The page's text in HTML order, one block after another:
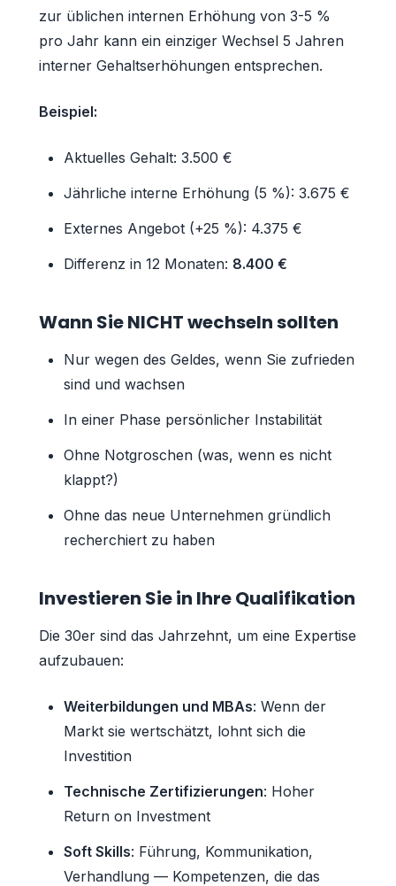
zur üblichen internen Erhöhung von 3-5 %
pro Jahr kann ein einziger Wechsel 5 Jahren
interner Gehaltserhöhungen entsprechen.
Beispiel:
Aktuelles Gehalt: 3.500 €
Jährliche interne Erhöhung (5 %): 3.675 €
Externes Angebot (+25 %): 4.375 €
Differenz in 12 Monaten: 8.400 €
Wann Sie NICHT wechseln sollten
Nur wegen des Geldes, wenn Sie zufrieden
sind und wachsen
In einer Phase persönlicher Instabilität
Ohne Notgroschen (was, wenn es nicht
klappt?)
Ohne das neue Unternehmen gründlich
recherchiert zu haben
Investieren Sie in Ihre Qualifikation
Die 30er sind das Jahrzehnt, um eine Expertise
aufzubauen:
Weiterbildungen und MBAs: Wenn der
Markt sie wertschätzt, lohnt sich die
Investition
Technische Zertifizierungen: Hoher
Return on Investment
Soft Skills: Führung, Kommunikation,
Verhandlung — Kompetenzen, die das